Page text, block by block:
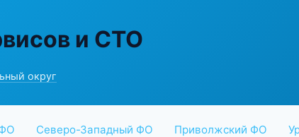
и СТО
округ
Северо-Западный ФО Приволжский ФО